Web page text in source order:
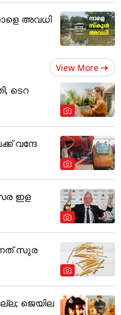
അ‌വധി
View More
ടെറ
വന്ദേ
ഇള
സുര
ജെയില